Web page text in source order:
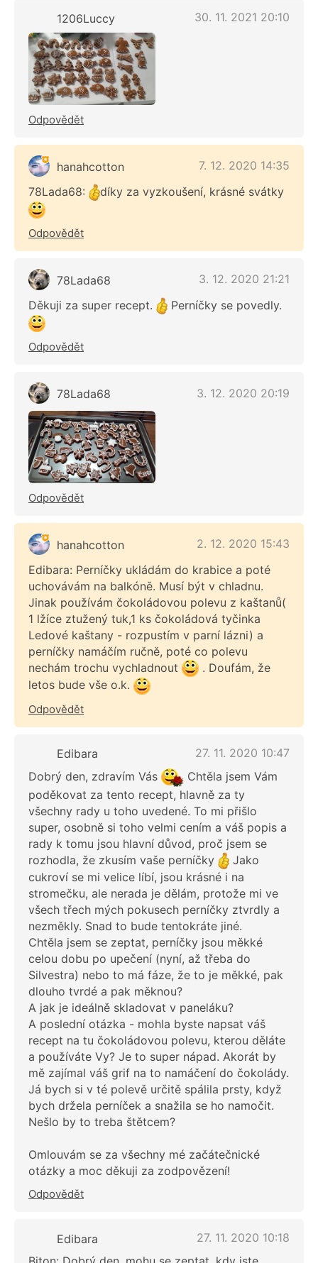
1206Luccy 30. 11. 2021 20:10
Odpovědět
hanahcotton
7. 12. 2020 14:35
78Lada68:
díky za vyzkoušení, krásné svátky
Odpovědět
78Lada68
3. 12. 2020 21:21
Děkuji za super recept.
Perníčky se povedly.
Odpovědět
78Lada68 3. 12. 2020 20:19
Odpovědět
hanahcotton
2. 12. 2020 15:43
Edibara: Perníčky ukládám do krabice a poté
uchovávám na balkóně. Musí být v chladnu.
Jinak používám čokoládovou polevu z kaštanů(
1 lžíce ztužený tuk,1 ks čokoládová tyčinka
Ledové kaštany - rozpustím v parní lázni) a
perníčky namáčím ručně, poté co polevu
nechám trochu vychladnout
. Doufám, že
letos bude vše o.k.
Odpovědět
Edibara
27. 11. 2020 10:47
Dobrý den, zdravím Vás
Chtěla jsem Vám
poděkovat za tento recept, hlavně za ty
všechny rady u toho uvedené. To mi přišlo
super, osobně si toho velmi cením a váš popis a
rady k tomu jsou hlavní důvod, proč jsem se
rozhodla, že zkusím vaše perníčky
Jako
cukroví se mi velice líbí, jsou krásné i na
stromečku, ale nerada je dělám, protože mi ve
všech třech mých pokusech perníčky ztvrdly a
nezměkly. Snad to bude tentokráte jiné.
Chtěla jsem se zeptat, perníčky jsou měkké
celou dobu po upečení (nyní, až třeba do
Silvestra) nebo to má fáze, že to je měkké, pak
dlouho tvrdé a pak měknou?
A jak je ideálně skladovat v paneláku?
A poslední otázka - mohla byste napsat váš
recept na tu čokoládovou polevu, kterou děláte
a používáte Vy? Je to super nápad. Akorát by
mě zajímal váš grif na to namáčení do čokolády.
Já bych si v té polevě určitě spálila prsty, když
bych držela perníček a snažila se ho namočit.
Nešlo by to treba štětcem?
Omlouvám se za všechny mé začátečnické
otázky a moc děkuji za zodpovězení!
Odpovědět
Edibara
27. 11. 2020 10:18